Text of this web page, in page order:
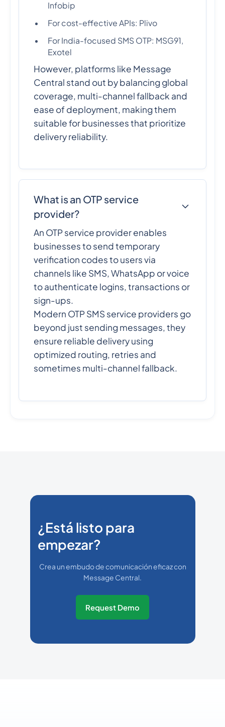
Infobip
For cost-effective APIs: Plivo
For India-focused SMS OTP: MSG91,
Exotel
However, platforms like Message
Central stand out by balancing global
coverage, multi-channel fallback and
ease of deployment, making them
suitable for businesses that prioritize
delivery reliability.
What is an OTP service
provider?
An OTP service provider enables
businesses to send temporary
verification codes to users via
channels like SMS, WhatsApp or voice
to authenticate logins, transactions or
sign-ups.
Modern OTP SMS service providers go
beyond just sending messages, they
ensure reliable delivery using
optimized routing, retries and
sometimes multi-channel fallback.
¿Está listo para
empezar?
Crea un embudo de comunicación eficaz con
Message Central.
Request Demo